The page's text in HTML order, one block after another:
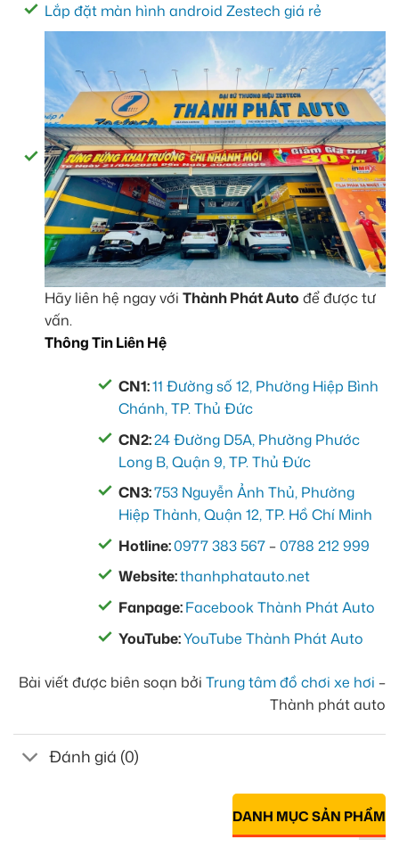
Lắp đặt màn hình android Zestech giá rẻ
Hãy liên hệ ngay với Thành Phát Auto để được tư
vấn.
Thông Tin Liên Hệ
CN1:11 Đường số 12, Phường Hiệp Bình
Chánh, TP. Thủ Đức
CN2:24 Đường D5A, Phường Phước
Long B, Quận 9, TP. Thủ Đức
CN3:753 Nguyễn Ảnh Thủ, Phường
Hiệp Thành, Quận 12, TP. Hồ Chí Minh
Hotline:0977 383 567 –0788 212 999
Website:thanhphatauto.net
Fanpage:Facebook Thành Phát Auto
YouTube:YouTube Thành Phát Auto
Bài viết được biên soạn bởi Trung tâm đồ chơi xe hơi –
Thành phát auto
Đánh giá (0)
DANH MỤC SẢN PHẨM